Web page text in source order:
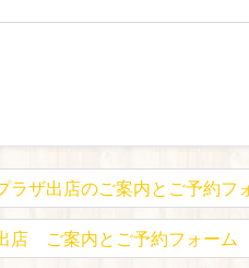
ラザ出店のご案内とご予約フ
店 ご案内とご予約フォーム